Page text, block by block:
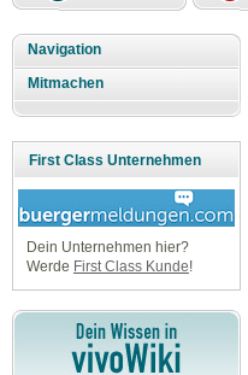
Navigation
Mitmachen
First Class Unternehmen
Dein Unternehmen hier?
Werde First Class Kunde!